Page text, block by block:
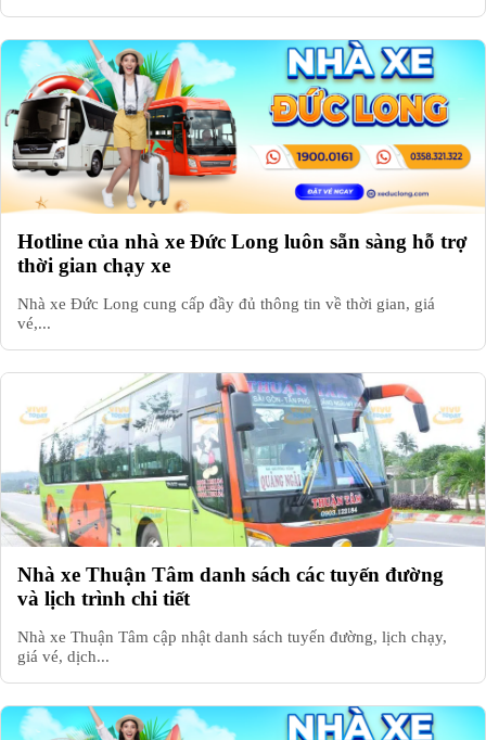
Hotline của nhà xe Đức Long luôn sẵn sàng hỗ trợ
thời gian chạy xe
Nhà xe Đức Long cung cấp đầy đủ thông tin về thời gian, giá
vé,...
Nhà xe Thuận Tâm danh sách các tuyến đường
và lịch trình chi tiết
Nhà xe Thuận Tâm cập nhật danh sách tuyến đường, lịch chạy,
giá vé, dịch...